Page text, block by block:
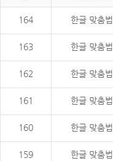
164 한글 맞춤법
163 한글 맞춤법
162 한글 맞춤법
161 한글 맞춤법
160 한글 맞춤법
159 한글 맞춤법